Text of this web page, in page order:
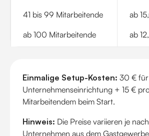
41 bis 99 Mitarbeitende
ab 100 Mitarbeitende
ab
ab
Einmalige Setup-Kosten: 30 € für
Unternehmenseinrichtung + 15 €
Mitarbeitendem beim Start.
Hinweis: Die Preise variieren je
Unternehmen aus dem